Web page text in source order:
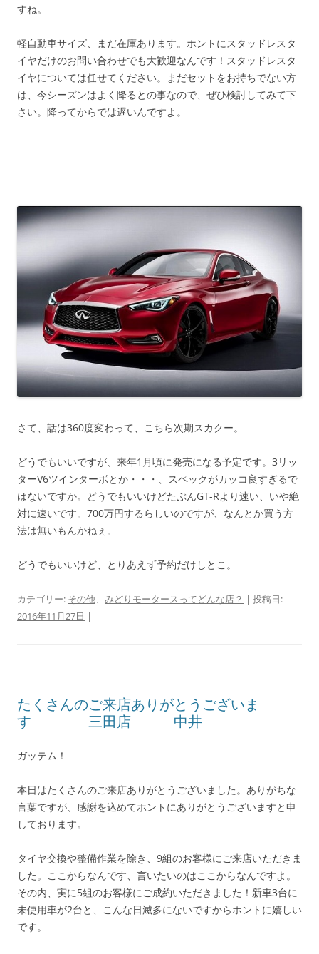
すね。
軽自動車サイズ、まだ在庫あります。ホントにスタッドレスタ
イヤだけのお問い合わせでも大歓迎なんです！スタッドレスタ
イヤについては任せてください。まだセットをお持ちでない方
は、今シーズンはよく降るとの事なので、ぜひ検討してみて下
さい。降ってからでは遅いんですよ。
さて、話は360度変わって、こちら次期スカクー。
どうでもいいですが、来年1月頃に発売になる予定です。3リッ
ターV6ツインターボとか・・・、スペックがカッコ良すぎるで
はないですか。どうでもいいけどたぶんGT-Rより速い、いや絶
対に速いです。700万円するらしいのですが、なんとか買う方
法は無いもんかねぇ。
どうでもいいけど、とりあえず予約だけしとこ。
カテゴリー: その他、 みどりモータースってどんな店？ | 投稿日:
2016年11月27日 |
たくさんのご来店ありがとうございま
す 三田店 中井
ガッテム！
本日はたくさんのご来店ありがとうございました。ありがちな
言葉ですが、感謝を込めてホントにありがとうございますと申
しております。
タイヤ交換や整備作業を除き、9組のお客様にご来店いただきま
した。ここからなんです、言いたいのはここからなんですよ。
その内、実に5組のお客様にご成約いただきました！新車3台に
未使用車が2台と、こんな日滅多にないですからホントに嬉しい
です。